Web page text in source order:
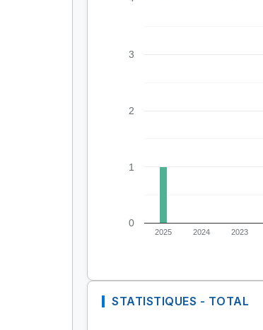
2025 2024 2023
0
1
2
3
STATISTIQUES - TOTAL